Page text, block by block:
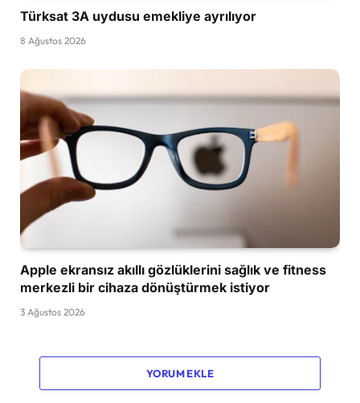
Türksat 3A uydusu emekliye ayrılıyor
8 Ağustos 2026
Apple ekransız akıllı gözlüklerini sağlık ve fitness
merkezli bir cihaza dönüştürmek istiyor
3 Ağustos 2026
YORUM EKLE